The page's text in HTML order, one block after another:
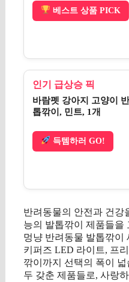
베스트 상품 PICK
인기 급상승 픽
바람펫 강아지 고양이
톱깎이, 민트, 1개
득템하러 GO!
반려동물의 안전과 건강
능의 발톱깎이 제품들을
멍냥 반려동물 발톱깎이
키퍼즈 LED 라이트, 프
깎이까지 선택의 폭이
두 갖춘 제품들로, 사랑